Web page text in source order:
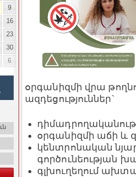
9
16
23
30
6
օրգանիզմի վրա
ազդեցություններ`
օրգանիզմի աճի և
կենտրոնական
գործունեության
գլխուղեղում